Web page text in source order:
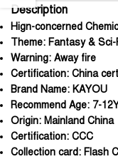
Description
Hign-concerned
Theme: Fantasy &
Warning: Away fire
Certification: China
Brand Name: KAYOU
Recommend Age: 7-
Origin: Mainland China
Certification: CCC
Collection card: Flash